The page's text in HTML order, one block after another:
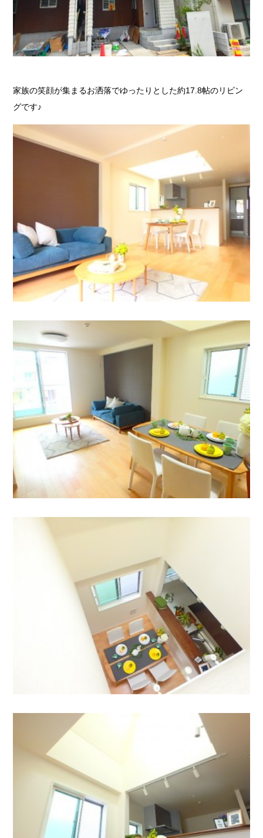
家族の笑顔が集まるお洒落でゆったりとした約17.8帖のリビン
グです♪